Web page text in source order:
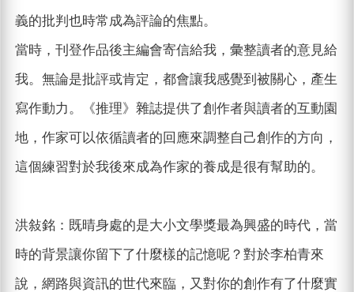
義的批判也時常成為評論的焦點。
當時，刊登作品後主編會寄信給我，彙整讀者的意見給
我。無論是批評或肯定，都會讓我感覺到被關心，產生
寫作動力。《推理》雜誌提供了創作者與讀者的互動園
地，作家可以依循讀者的回應來調整自己創作的方向，
這個練習對於我後來成為作家的養成是很有幫助的。
洪敍銘：既晴身處的是大小文學獎最為興盛的時代，當
時的背景讓你留下了什麼樣的記憶呢？對於李柏青來
說，網路與資訊的世代來臨，又對你的創作有了什麼實